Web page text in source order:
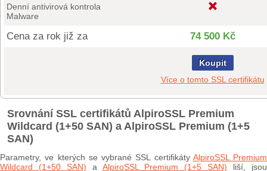
Denní antivirová kontrola
Malware
Cena za rok již za 74 500 Kč
Koupit
Více o tomto SSL certifikátu
Srovnání SSL certifikátů AlpiroSSL Premium
Wildcard (1+50 SAN) a AlpiroSSL Premium (1+5
SAN)
Parametry, ve kterých se vybrané SSL certifikáty AlpiroSSL Premium
Wildcard (1+50 SAN) a AlpiroSSL Premium (1+5 SAN) liší, jsou